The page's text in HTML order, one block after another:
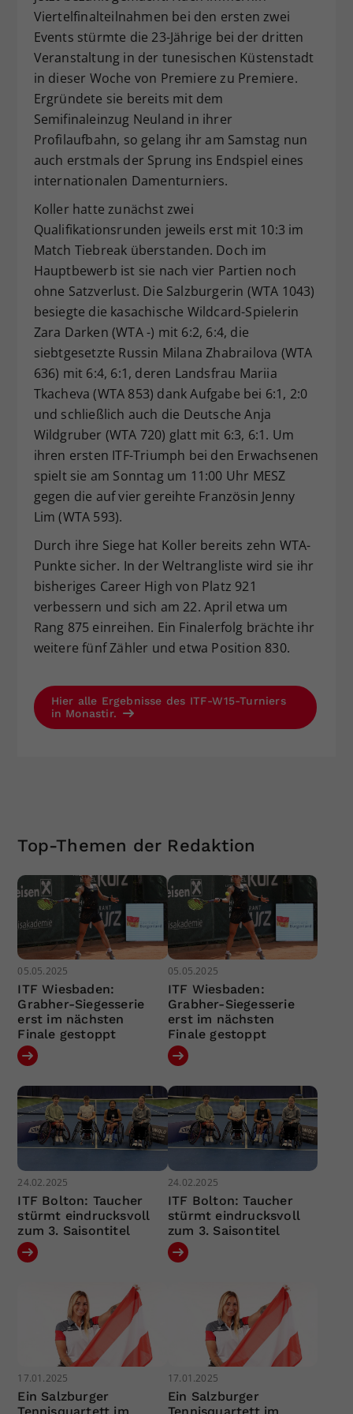
Viertelfinalteilnahmen bei den ersten zwei
Events stürmte die 23-Jährige bei der dritten
Veranstaltung in der tunesischen Küstenstadt
in dieser Woche von Premiere zu Premiere.
Ergründete sie bereits mit dem
Semifinaleinzug Neuland in ihrer
Profilaufbahn, so gelang ihr am Samstag nun
auch erstmals der Sprung ins Endspiel eines
internationalen Damenturniers.
Koller hatte zunächst zwei
Qualifikationsrunden jeweils erst mit 10:3 im
Match Tiebreak überstanden. Doch im
Hauptbewerb ist sie nach vier Partien noch
ohne Satzverlust. Die Salzburgerin (WTA 1043)
besiegte die kasachische Wildcard-Spielerin
Zara Darken (WTA -) mit 6:2, 6:4, die
siebtgesetzte Russin Milana Zhabrailova (WTA
636) mit 6:4, 6:1, deren Landsfrau Mariia
Tkacheva (WTA 853) dank Aufgabe bei 6:1, 2:0
und schließlich auch die Deutsche Anja
Wildgruber (WTA 720) glatt mit 6:3, 6:1. Um
ihren ersten ITF-Triumph bei den Erwachsenen
spielt sie am Sonntag um 11:00 Uhr MESZ
gegen die auf vier gereihte Französin Jenny
Lim (WTA 593).
Durch ihre Siege hat Koller bereits zehn WTA-
Punkte sicher. In der Weltrangliste wird sie ihr
bisheriges Career High von Platz 921
verbessern und sich am 22. April etwa um
Rang 875 einreihen. Ein Finalerfolg brächte ihr
weitere fünf Zähler und etwa Position 830.
Hier alle Ergebnisse des ITF-W15-Turniers
in Monastir.
Top-Themen der Redaktion
05.05.2025
ITF Wiesbaden:
Grabher-Siegesserie
erst im nächsten
Finale gestoppt
05.05.2025
ITF Wiesbaden:
Grabher-Siegesserie
erst im nächsten
Finale gestoppt
24.02.2025
ITF Bolton: Taucher
stürmt eindrucksvoll
zum 3. Saisontitel
24.02.2025
ITF Bolton: Taucher
stürmt eindrucksvoll
zum 3. Saisontitel
17.01.2025
Ein Salzburger
17.01.2025
Ein Salzburger
Zweck
Dieser Wert speichert Ihre Consent-
Einstellungen. Unter anderem eine
zufällig generierte ID, für die
historische Speicherung Ihrer
Webseiten-Betreiber dies eingestellt
hat.